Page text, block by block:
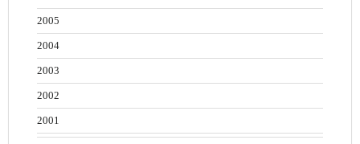
2005
2004
2003
2002
2001